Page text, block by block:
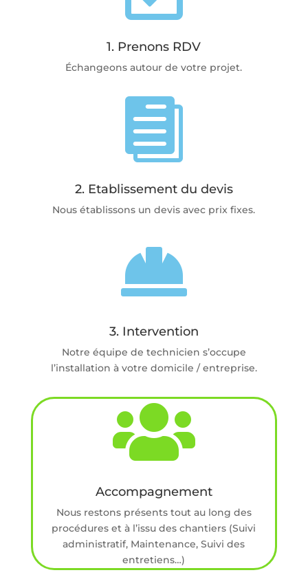
1. Prenons RDV
Échangeons autour de votre projet.

2. Etablissement du devis
Nous établissons un devis avec prix fixes.

3. Intervention
Notre équipe de technicien s’occupe
l’installation à votre domicile / entreprise.

Accompagnement
Nous restons présents tout au long des
procédures et à l’issu des chantiers (Suivi
administratif, Maintenance, Suivi des
entretiens…)